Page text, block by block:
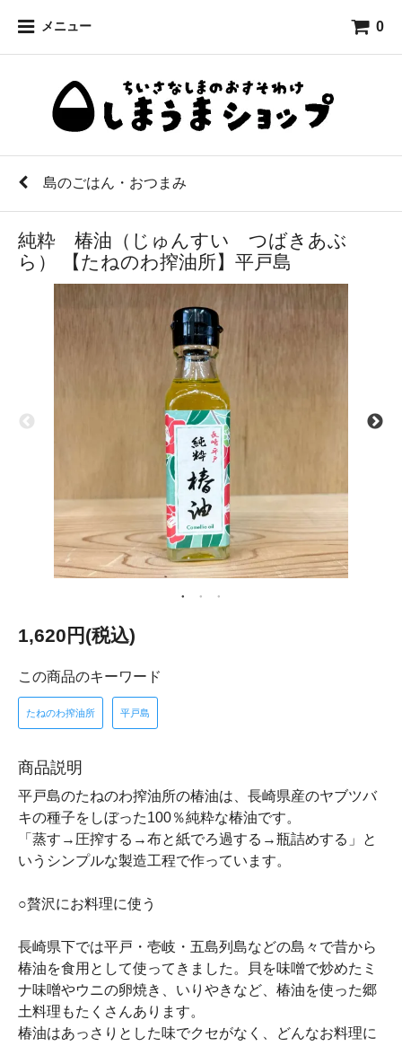
メニュー 0
島のごはん・おつまみ
純粋 椿油（じゅんすい つばきあぶ
ら） 【たねのわ搾油所】平戸島
1,620円(税込)
この商品のキーワード
たねのわ搾油所 平戸島
商品説明
平戸島のたねのわ搾油所の椿油は、長崎県産のヤブツバ
キの種子をしぼった100％純粋な椿油です。
「蒸す→圧搾する→布と紙でろ過する→瓶詰めする」と
いうシンプルな製造工程で作っています。
○贅沢にお料理に使う
長崎県下では平戸・壱岐・五島列島などの島々で昔から
椿油を食用として使ってきました。貝を味噌で炒めたミ
ナ味噌やウニの卵焼き、いりやきなど、椿油を使った郷
土料理もたくさんあります。
椿油はあっさりとした味でクセがなく、どんなお料理に